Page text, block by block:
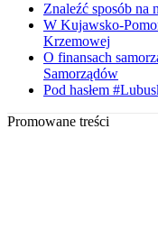
Znaleźć sposób na
W Kujawsko-
Krzemowej
O finansach
Samorządów
Pod hasłem
Promowane treści